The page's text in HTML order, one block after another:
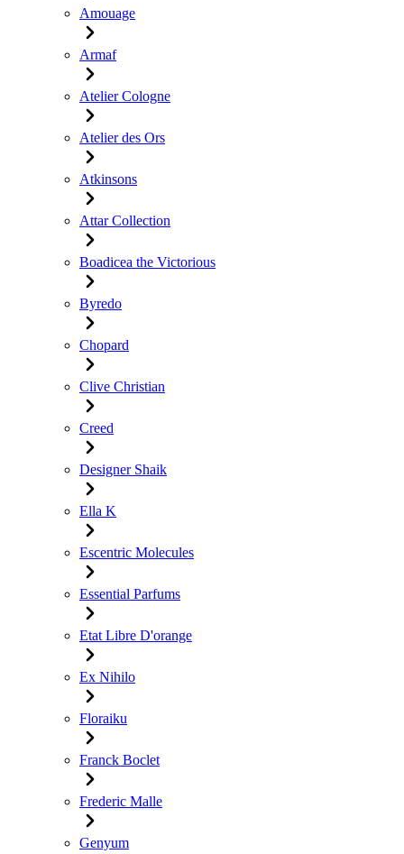
Amouage
Armaf
Atelier Cologne
Atelier des Ors
Atkinsons
Attar Collection
Boadicea the Victorious
Byredo
Chopard
Clive Christian
Creed
Designer Shaik
Ella K
Escentric Molecules
Essential Parfums
Etat Libre D'orange
Ex Nihilo
Floraiku
Franck Boclet
Frederic Malle
Genyum